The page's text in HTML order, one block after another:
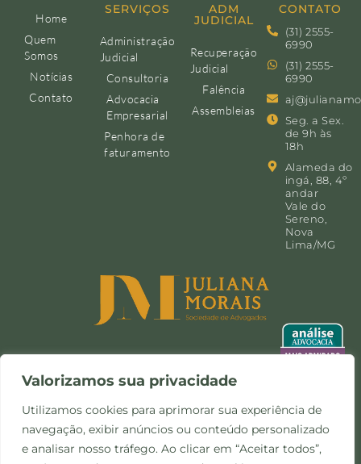
Valorizamos sua privacidade
Utilizamos cookies para aprimorar sua experiência de
navegação, exibir anúncios ou conteúdo personalizado
e analisar nosso tráfego. Ao clicar em “Aceitar todos”,
Home
Quem
Somos
Notícias
Contato
SERVIÇOS
Administração
Judicial
Consultoria
Advocacia
Empresarial
Penhora de
faturamento
ADM
JUDICIAL
Recuperação
Judicial
Falência
Assembleias
CONTATO
(31) 2555-
6990
(31) 2555-
6990
Seg. a Sex.
de 9h às
18h
Alameda do
ingá, 88, 4º
andar
Vale do
Sereno,
Nova
Lima/MG
Política de
Privacidade e Cookies
©Copyright 2024 -
Todos os direitos
reservados.
Site desenvolvido pela
Otimize Comunicação